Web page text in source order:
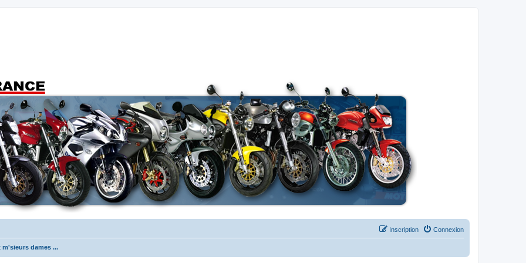
Connexion
Inscription
dames ...